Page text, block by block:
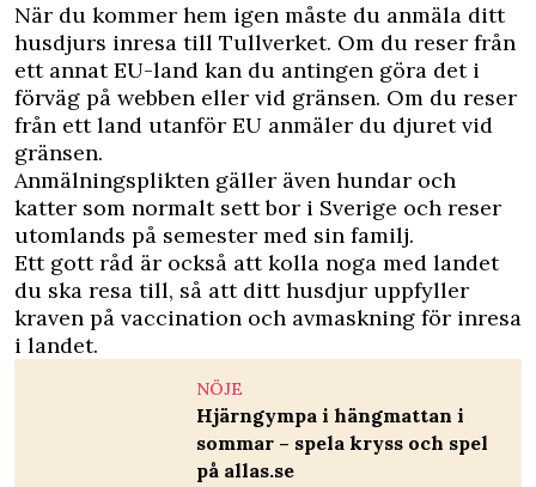
När du kommer hem igen måste du anmäla ditt
husdjurs inresa till Tullverket. Om du reser från
ett annat EU-land kan du antingen göra det i
förväg på webben eller vid gränsen. Om du reser
från ett land utanför EU anmäler du djuret vid
gränsen.
Anmälningsplikten gäller även hundar och
katter som normalt sett bor i Sverige och reser
utomlands på semester med sin familj.
Ett gott råd är också att kolla noga med landet
du ska resa till, så att ditt husdjur uppfyller
kraven på vaccination och avmaskning för inresa
i landet.
NÖJE
Hjärngympa i hängmattan i
sommar – spela kryss och spel
på allas.se